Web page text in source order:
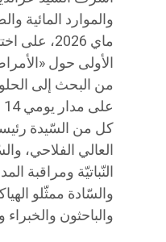
ماي 2026،
الأولى حول
من البحث إلى
كل من السّيدة
العالي الفلاحي،
النّباتيّة ومراقبة
والسّادة ممثّلو
والباحثون